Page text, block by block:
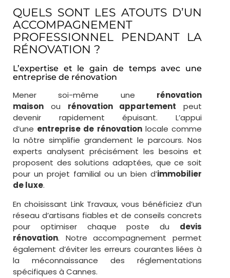
QUELS SONT LES ATOUTS D’UN
ACCOMPAGNEMENT
PROFESSIONNEL PENDANT LA
RÉNOVATION ?
L’expertise et le gain de temps avec une
entreprise de rénovation
Mener soi-même une rénovation
maison ou rénovation appartement peut
devenir rapidement épuisant. L’appui
d’une entreprise de rénovationlocale comme
la nôtre simplifie grandement le parcours. Nos
experts analysent précisément les besoins et
proposent des solutions adaptées, que ce soit
pour un projet familial ou un bien d’immobilier
de luxe.
En choisissant Link Travaux, vous bénéficiez d’un
réseau d’artisans fiables et de conseils concrets
pour optimiser chaque poste du devis
rénovation. Notre accompagnement permet
également d’éviter les erreurs courantes liées à
la méconnaissance des réglementations
spécifiques à Cannes.